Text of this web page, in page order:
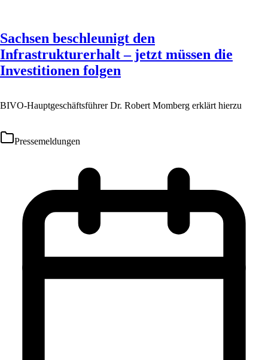
Sachsen beschleunigt den
Infrastrukturerhalt – jetzt müssen die
Investitionen folgen
BIVO-Hauptgeschäftsführer Dr. Robert Momberg erklärt hierzu
Pressemeldungen